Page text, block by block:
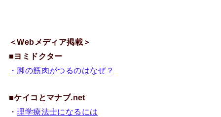
＜Webメディア掲載＞
■ヨミドクター
・脚の筋肉がつるのはなぜ？
■ケイコとマナブ.net
・理学療法士になるには